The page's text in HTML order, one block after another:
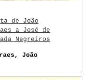
de João
a José de
Negreiros
João